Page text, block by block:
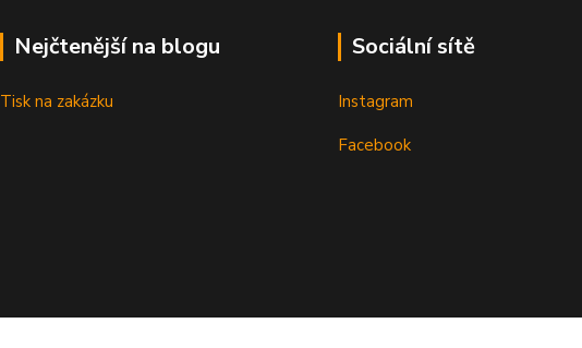
Nejčtenější na blogu
Tisk na zakázku
Sociální sítě
Instagram
Facebook